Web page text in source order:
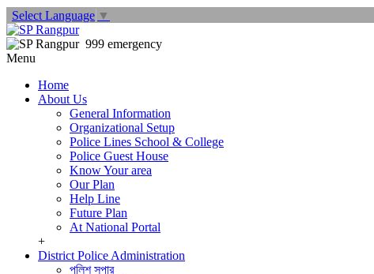
Select Language ▼
999 emergency
Menu
Home
About Us
General Information
Organizational Setup
Police Lines School & College
Police Guest House
Know Your area
Our Plan
Help Line
Future Plan
At National Portal
+
District Police Administration
পুলিশ সুপার